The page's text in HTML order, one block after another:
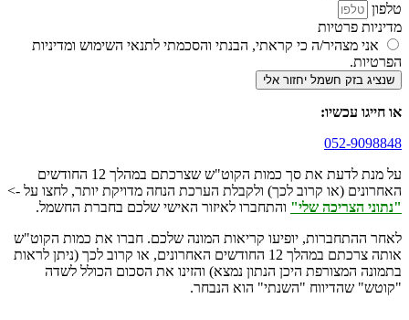
טלפון
מדיניות פרטיות
אני מצהיר/ה כי קראתי, הבנתי והסכמתי לתנאי השימוש ומדיניות
הפרטיות.
שנציג בזק חשמל יחזור אלי
או חייגו עכשיו:
052-9098848
על מנת לדעת את סך כמות הקוט"ש שצרכתם במהלך 12 החודשים
האחרונים (או קרוב לכך) ולקבלת הערכת הנחה מדויקת יותר, לחצו על ->
"נתוני הצריכה שלי" והתחברו לאיזור האישי שלכם בחברת החשמל.
לאחר ההתחברות, יופיעו קריאות המונה שלכם. חברו את כמות הקוט"ש
אותה צרכתם במהלך 12 החודשים האחרונים, או קרוב לכך (ניתן לראות
בתמונה המצורפת היכן הנתון נמצא) והזינו את הסכום הכולל לשדה
"קוטש" שהדיווח "השנתי" הוא הנבחר.